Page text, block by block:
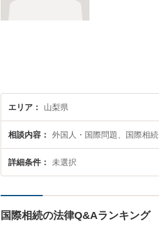
エリア 山梨県
相談内容 外国人・国際問題、国際相続
詳細条件 未選択
国際相続の法律Q&Aランキング